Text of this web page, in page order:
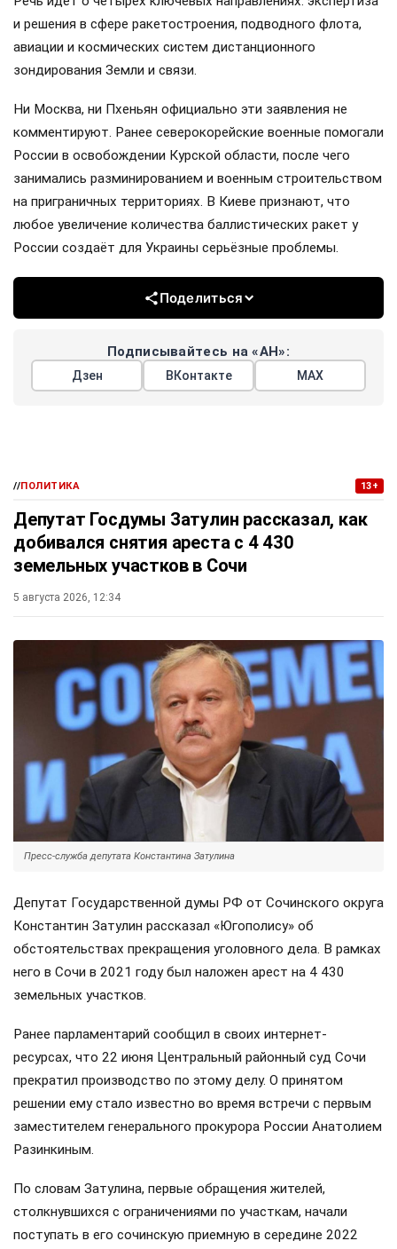
и решения в сфере ракетостроения, подводного флота,
авиации и космических систем дистанционного
зондирования Земли и связи.
Ни Москва, ни Пхеньян официально эти заявления не
комментируют. Ранее северокорейские военные помогали
России в освобождении Курской области, после чего
занимались разминированием и военным строительством
на приграничных территориях. В Киеве признают, что
любое увеличение количества баллистических ракет у
России создаёт для Украины серьёзные проблемы.
Поделиться
Подписывайтесь на «АН»:
Дзен ВКонтакте МАХ
//ПОЛИТИКА 13+
Депутат Госдумы Затулин рассказал, как
добивался снятия ареста с 4 430
земельных участков в Сочи
5 августа 2026, 12:34
Пресс-служба депутата Константина Затулина
Депутат Государственной думы РФ от Сочинского округа
Константин Затулин рассказал «Югополису» об
обстоятельствах прекращения уголовного дела. В рамках
него в Сочи в 2021 году был наложен арест на 4 430
земельных участков.
Ранее парламентарий сообщил в своих интернет-
ресурсах, что 22 июня Центральный районный суд Сочи
прекратил производство по этому делу. О принятом
решении ему стало известно во время встречи с первым
заместителем генерального прокурора России Анатолием
Разинкиным.
По словам Затулина, первые обращения жителей,
столкнувшихся с ограничениями по участкам, начали
поступать в его сочинскую приемную в середине 2022